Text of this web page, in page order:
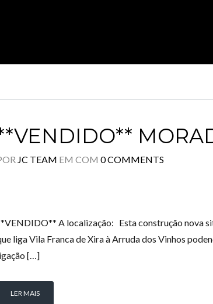
JC TEAM EM COM 0 COMMENTS
A localização: Esta construção nova
liga Vila Franca de Xira à Arruda dos Vinhos
[…]
LER MAIS